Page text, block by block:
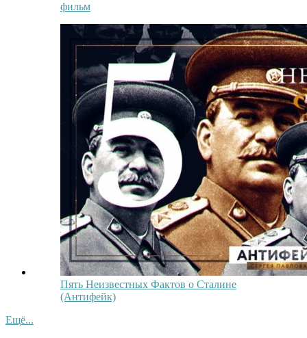
фильм
Пять Неизвестных Фактов о Сталине
(Антифейк)
Ещё...